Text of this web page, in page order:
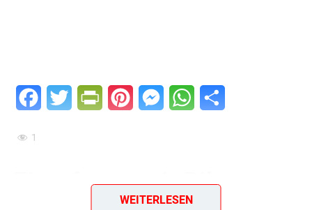
FacebookTwitter PrintFriendly
PinterestMessengerWhatsApp
1
Eierpfanne mit Pilzen
WEITERLESEN